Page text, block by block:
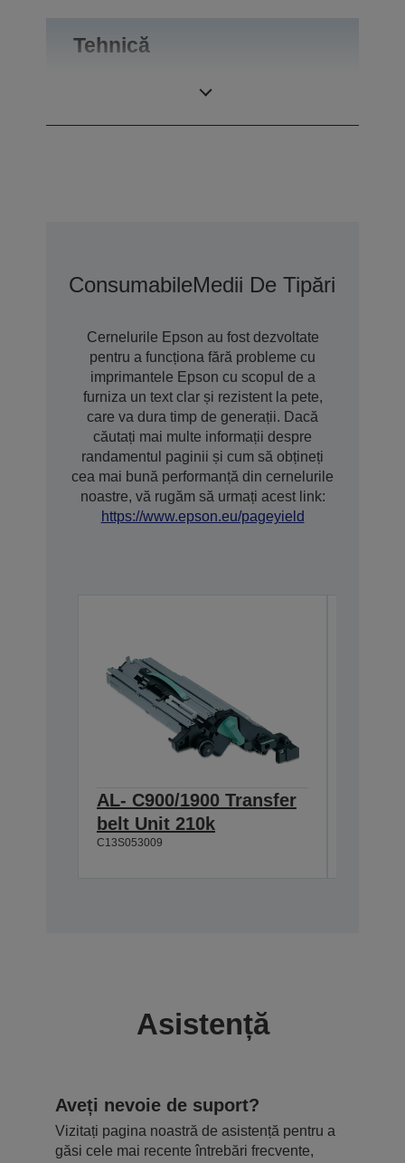
Tehnică
ConsumabileMedii De Tipărire
Cernelurile Epson au fost dezvoltate
pentru a funcționa fără probleme cu
imprimantele Epson cu scopul de a
furniza un text clar și rezistent la pete,
care va dura timp de generații. Dacă
căutați mai multe informații despre
randamentul paginii și cum să obțineți
cea mai bună performanță din cernelurile
noastre, vă rugăm să urmați acest link:
https://www.epson.eu/pageyield
AL- C900/1900 Transfer
belt Unit 210k
C13S053009
Asistență
Aveți nevoie de suport?
Vizitați pagina noastră de asistență pentru a
găsi cele mai recente întrebări frecvente,